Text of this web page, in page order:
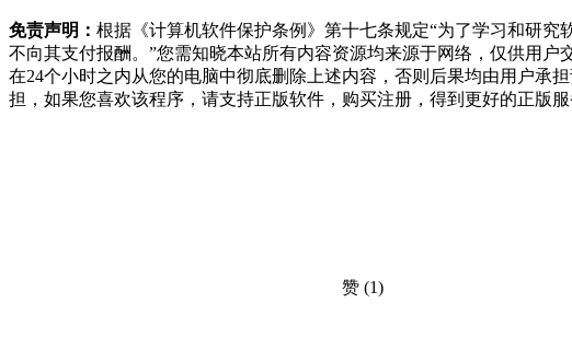
免责声明： 根据《计算机软件保护条例》第十七条规定“为了学习和研
不向其支付报酬。”您需知晓本站所有内容资源均来源于网络，仅供用
在24个小时之内从您的电脑中彻底删除上述内容，否则后果均由用户承
担，如果您喜欢该程序，请支持正版软件，购买注册，得到更好的正版服
赞 (1)